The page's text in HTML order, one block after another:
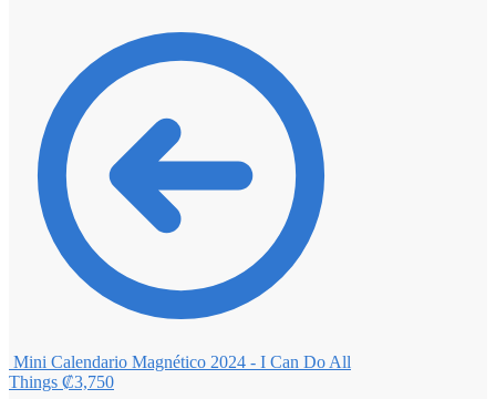
Mini Calendario Magnético 2024 - I Can Do All
Things ₡3,750